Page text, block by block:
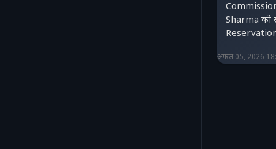
Sharma को
अगस्त 05, 2026